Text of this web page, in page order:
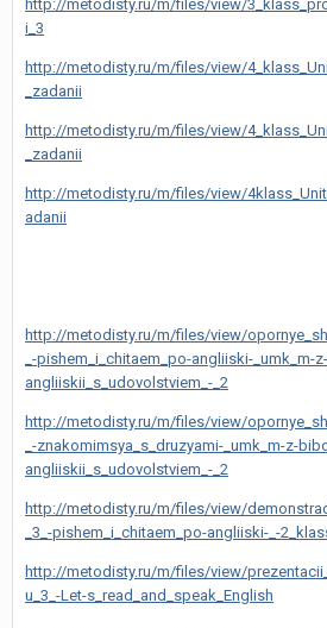
http://metodisty.ru/m/files/view/
i_3
http://metodisty.ru/m/files/view/
_zadanii
http://metodisty.ru/m/files/view/
_zadanii
http://metodisty.ru/m/files/view/
adanii
http://metodisty.ru/m/files/view/
_-pishem_i_chitaem_po-angliiski-_umk_m-
angliiskii_s_udovolstviem_-_2
http://metodisty.ru/m/files/view/
_-znakomimsya_s_druzyami-_umk_m-z-
angliiskii_s_udovolstviem_-_2
http://metodisty.ru/m/files/view/
_3_-pishem_i_chitaem_po-angliiski-_-
http://metodisty.ru/m/files/view/
u_3_-Let-s_read_and_speak_English